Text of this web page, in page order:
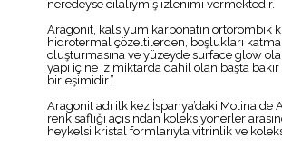
neredeyse cilalıymış izlenimi vermektedir.
Aragonit, kalsiyum karbonatın ortorombik
hidrotermal çözeltilerden, boşlukları
oluşturmasına ve yüzeyde surface glow
yapı içine iz miktarda dahil olan başta bakır
birleşimidir.”
Aragonit adı ilk kez İspanya’daki Molina
renk saflığı açısından koleksiyonerler
heykelsi kristal formlarıyla vitrinlik ve